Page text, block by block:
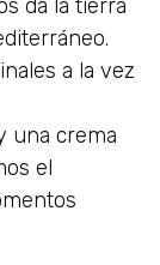
da la tierra
a la vez
una crema
el